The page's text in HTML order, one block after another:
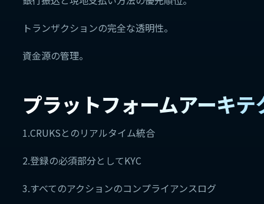
トランザクションの完全な透明性。
資金源の管理。
プラットフォームアーキテ
1.CRUKSとのリアルタイム統合
2.登録の必須部分としてKYC
3.すべてのアクションのコンプライアンスログ